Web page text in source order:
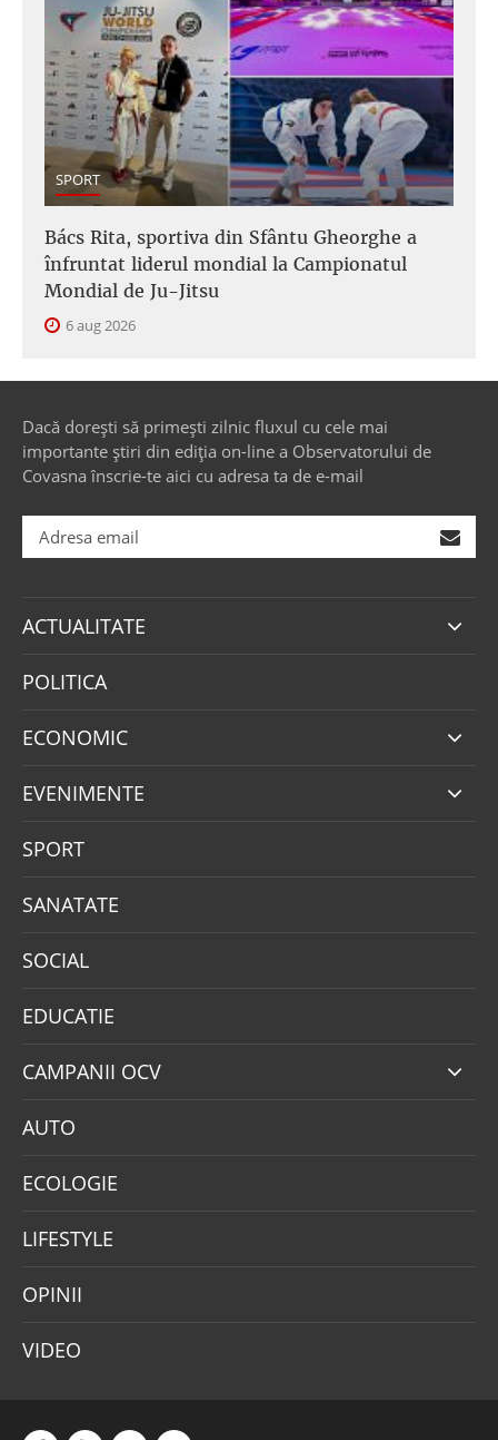
SPORT
Bács Rita, sportiva din Sfântu Gheorghe a
înfruntat liderul mondial la Campionatul
Mondial de Ju-Jitsu
6 aug 2026
Dacă dorești să primești zilnic fluxul cu cele mai
importante știri din ediția on-line a Observatorului de
Covasna înscrie-te aici cu adresa ta de e-mail
ACTUALITATE
POLITICA
ECONOMIC
EVENIMENTE
SPORT
SANATATE
SOCIAL
EDUCATIE
CAMPANII OCV
AUTO
ECOLOGIE
LIFESTYLE
OPINII
VIDEO